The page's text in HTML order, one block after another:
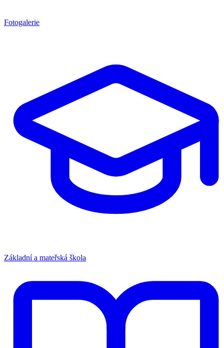
Fotogalerie
Základní a mateřská škola